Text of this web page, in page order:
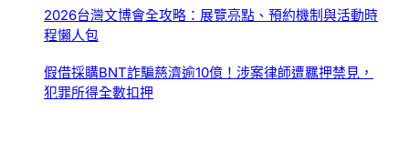
2026台灣文博會全攻略：展覽亮點、預約機制與活動時
程懶人包
假借採購BNT詐騙慈濟逾10億！涉案律師遭羈押禁見，
犯罪所得全數扣押